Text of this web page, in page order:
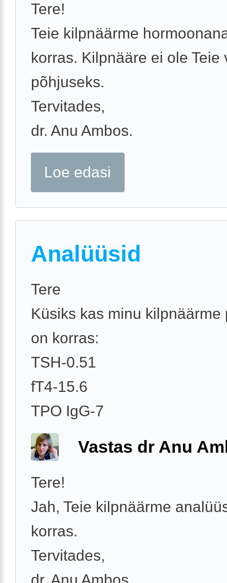
Tere!
Teie kilpnäärme
korras. Kilpnääre ei ole Teie
põhjuseks.
Tervitades,
dr. Anu Ambos.
Loe edasi
Analüüsid
Tere
Küsiks kas minu kilpnäärme
on korras:
TSH-0.51
fT4-15.6
TPO IgG-7
Vastas dr Anu
Tere!
Jah, Teie kilpnäärme
korras.
Tervitades,